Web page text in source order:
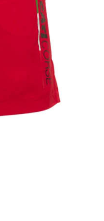
Back to School 2026: la guida
Donna